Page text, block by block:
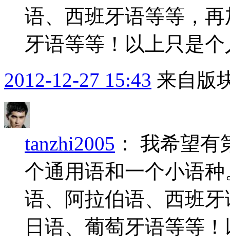
语、西班牙语等等，
牙语等等！以上只是
2012-12-27 15:43 来自版
tanzhi2005 ： 我希望有
个通用语和一个小语
语、阿拉伯语、西班
日语、葡萄牙语等等